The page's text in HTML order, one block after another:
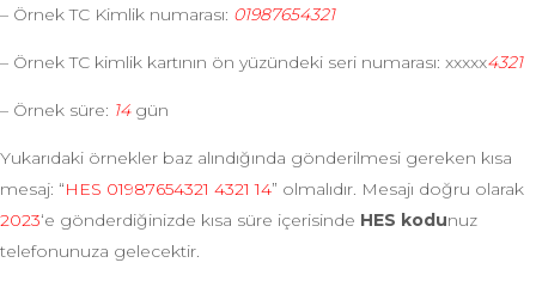
– Örnek TC Kimlik numarası: 01987654321
– Örnek TC kimlik kartının ön yüzündeki seri numarası: xxxxx4321
– Örnek süre: 14gün
Yukarıdaki örnekler baz alındığında gönderilmesi gereken kısa
mesaj: “HES 01987654321 4321 14” olmalıdır. Mesajı doğru olarak
2023‘e gönderdiğinizde kısa süre içerisinde HES kodunuz
telefonunuza gelecektir.